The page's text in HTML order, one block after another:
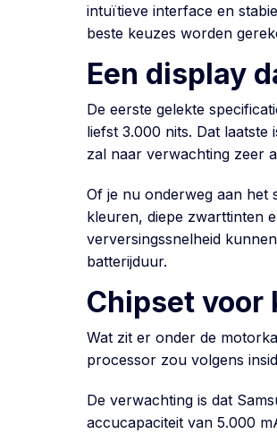
intuïtieve interface en
beste keuzes worden
Een display
De eerste gelekte
liefst 3.000 nits. Dat
zal naar verwachting zeer
Of je nu onderweg aan het
kleuren, diepe zwarttinten
verversingssnelheid
batterijduur.
Chipset
Wat zit er onder de
processor zou volgens
De verwachting is dat
accucapaciteit van 5.000